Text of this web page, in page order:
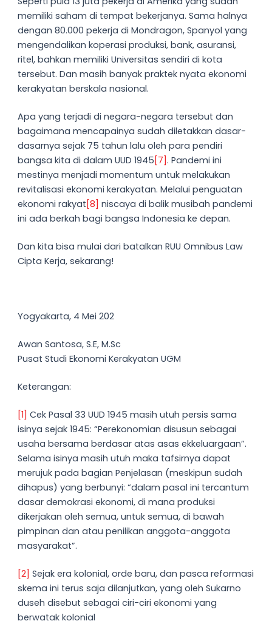
memiliki saham di tempat bekerjanya. Sama halnya
dengan 80.000 pekerja di Mondragon, Spanyol yang
mengendalikan koperasi produksi, bank, asuransi,
ritel, bahkan memiliki Universitas sendiri di kota
tersebut. Dan masih banyak praktek nyata ekonomi
kerakyatan berskala nasional.
Apa yang terjadi di negara-negara tersebut dan
bagaimana mencapainya sudah diletakkan dasar-
dasarnya sejak 75 tahun lalu oleh para pendiri
bangsa kita di dalam UUD 1945 [7]. Pandemi ini
mestinya menjadi momentum untuk melakukan
revitalisasi ekonomi kerakyatan. Melalui penguatan
ekonomi rakyat [8] niscaya di balik musibah pandemi
ini ada berkah bagi bangsa Indonesia ke depan.
Dan kita bisa mulai dari batalkan RUU Omnibus Law
Cipta Kerja, sekarang!
Yogyakarta, 4 Mei 202
Awan Santosa, S.E, M.Sc
Pusat Studi Ekonomi Kerakyatan UGM
Keterangan:
[1] Cek Pasal 33 UUD 1945 masih utuh persis sama
isinya sejak 1945: “Perekonomian disusun sebagai
usaha bersama berdasar atas asas ekkeluargaan”.
Selama isinya masih utuh maka tafsirnya dapat
merujuk pada bagian Penjelasan (meskipun sudah
dihapus) yang berbunyi: “dalam pasal ini tercantum
dasar demokrasi ekonomi, di mana produksi
dikerjakan oleh semua, untuk semua, di bawah
pimpinan dan atau penilikan anggota-anggota
masyarakat”.
[2] Sejak era kolonial, orde baru, dan pasca reformasi
skema ini terus saja dilanjutkan, yang oleh Sukarno
duseh disebut sebagai ciri-ciri ekonomi yang
berwatak kolonial